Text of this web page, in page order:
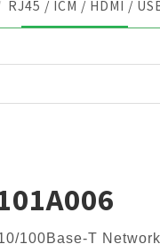
RJ45 / ICM / HDMI /
100Base-T